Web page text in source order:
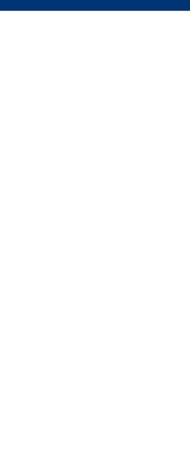
sólido e confiável, além de